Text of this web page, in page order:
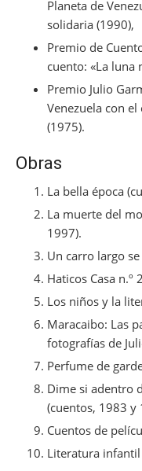
Planeta de
solidaria (1990),
Premio de
cuento: «La luna
Premio Julio
Venezuela con
(1975).
Obras
La bella época
La muerte del
1997).
Un carro largo
Haticos Casa n.º
Los niños y la
Maracaibo: Las
fotografías de
Perfume de
Dime si adentro
(cuentos, 1983 y
Cuentos de
Literatura